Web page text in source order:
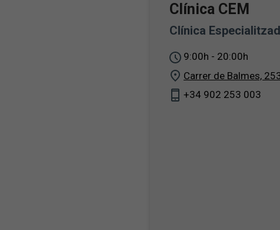
Clínica CEM
Clínica
9:00h - 20:00h
Carrer de Balmes,
+34 902 253 003